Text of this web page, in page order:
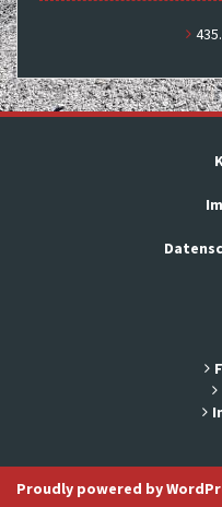
Proudly powered by